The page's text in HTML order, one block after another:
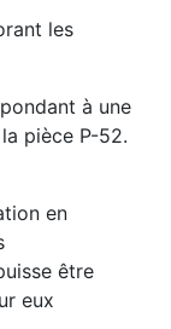
les
à une
pièce P-52.
en
être
eux